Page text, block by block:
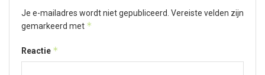
Je e-mailadres wordt niet gepubliceerd. Vereiste velden zijn
gemarkeerd met *
Reactie *